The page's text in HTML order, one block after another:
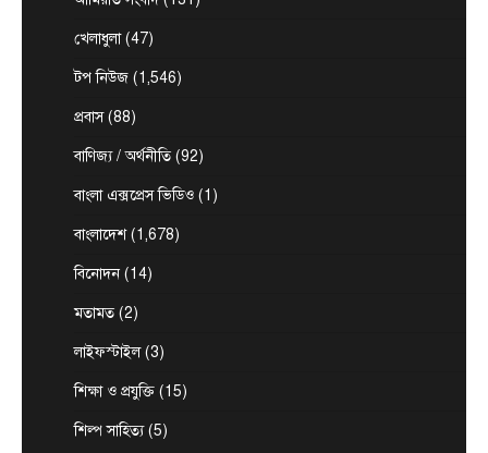
৬২.২৫ শতাংশ
চলতি বছরের মাধ্যমিক স্কুল সার্টিফিকেট (এসএসসি) ও
টপ নিউজ
করার নির্দেশ প্রধানমন্ত্রীর
প্রধানমন্ত্রী ও বিএনপি চেয়ারম্যান তারেক রহমান বলেছেন,
খেলাধুলা(47)
টপ নিউজ (1,546)
প্রবাস(88)
বাণিজ্য / অর্থনীতি (92)
বাংলা এক্সপ্রেস ভিডিও (1)
বাংলাদেশ(1,678)
বিনোদন (14)
মতামত (2)
লাইফস্টাইল(3)
শিক্ষা ও প্রযুক্তি (15)
শিল্প সাহিত্য(5)